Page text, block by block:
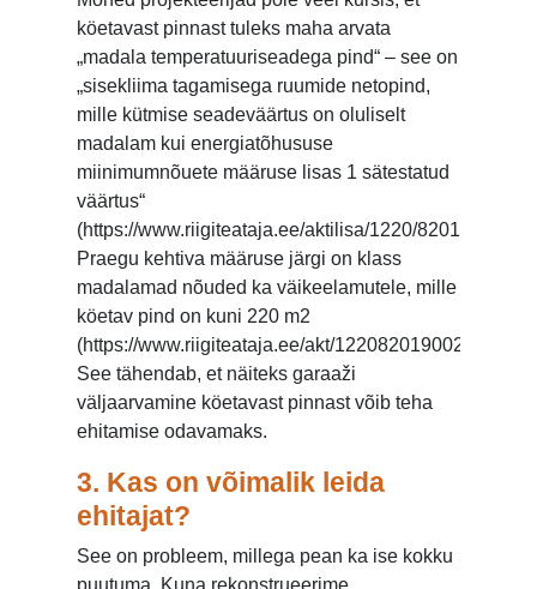
köetavast pinnast tuleks maha arvata
„madala temperatuuriseadega pind“ – see on
„sisekliima tagamisega ruumide netopind,
mille kütmise seadeväärtus on oluliselt
madalam kui energiatõhususe
miinimumnõuete määruse lisas 1 sätestatud
väärtus“
(https://www.riigiteataja.ee/aktilisa/1220/8201/9002/
Praegu kehtiva määruse järgi on klass
madalamad nõuded ka väikeelamutele, mille
köetav pind on kuni 220 m2
(https://www.riigiteataja.ee/akt/122082019002).
See tähendab, et näiteks garaaži
väljaarvamine köetavast pinnast võib teha
ehitamise odavamaks.
3. Kas on võimalik leida
ehitajat?
See on probleem, millega pean ka ise kokku
puutuma. Kuna rekonstrueerime